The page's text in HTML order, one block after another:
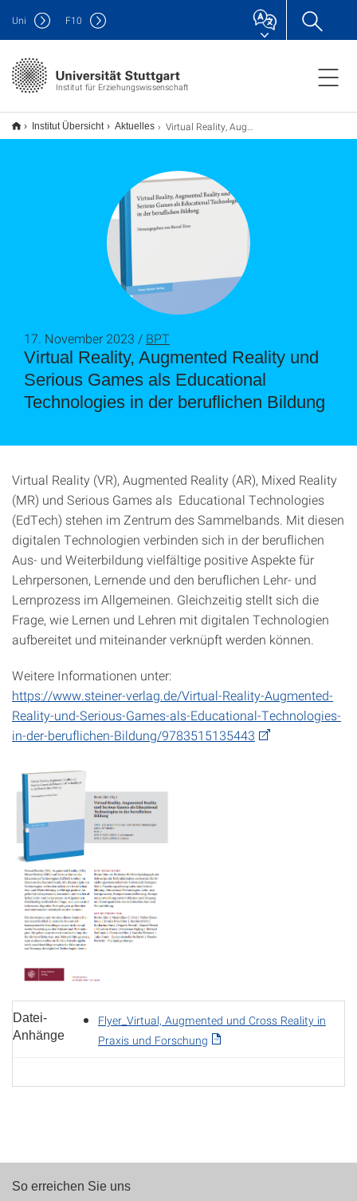
Institut für Erziehungswissenschaft
Uni F10
Institut Übersicht Aktuelles Virtual Reality, Augmented Reality und Serious Games als Educational Technologies in der beruflichen Bildung
Virtual Reality, Augmented Reality und
Serious Games als Educational
Technologies in der beruflichen Bildung
17. November 2023 / BPT
Virtual Reality (VR), Augmented Reality (AR), Mixed Reality
(MR) und Serious Games als Educational Technologies
(EdTech) stehen im Zentrum des Sammelbands. Mit diesen
digitalen Technologien verbinden sich in der beruflichen
Aus- und Weiterbildung vielfältige positive Aspekte für
Lehrpersonen, Lernende und den beruflichen Lehr- und
Lernprozess im Allgemeinen. Gleichzeitig stellt sich die
Frage, wie Lernen und Lehren mit digitalen Technologien
aufbereitet und miteinander verknüpft werden können.
Weitere Informationen unter:
https://www.steiner-verlag.de/Virtual-Reality-Augmented-
Reality-und-Serious-Games-als-Educational-Technologies-
in-der-beruflichen-Bildung/9783515135443
Datei-
Anhänge
Flyer_Virtual, Augmented und Cross Reality in
Praxis und Forschung
So erreichen Sie uns